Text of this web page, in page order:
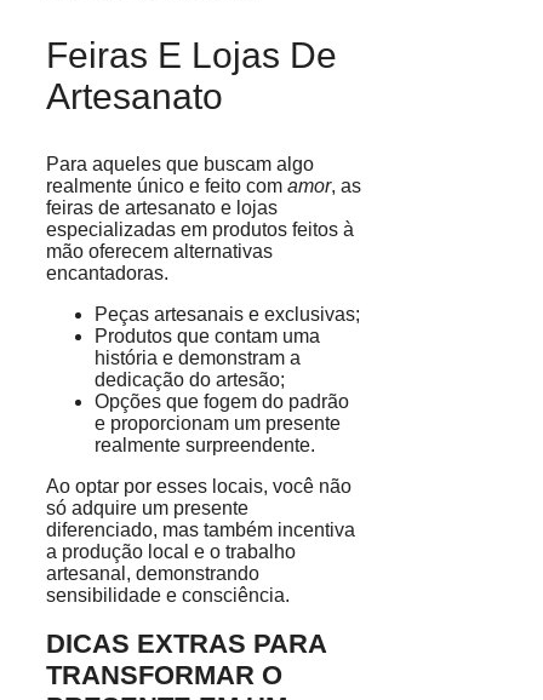
Feiras E Lojas De
Artesanato
Para aqueles que buscam algo
realmente único e feito com amor, as
feiras de artesanato e lojas
especializadas em produtos feitos à
mão oferecem alternativas
encantadoras.
Peças artesanais e exclusivas;
Produtos que contam uma
história e demonstram a
dedicação do artesão;
Opções que fogem do padrão
e proporcionam um presente
realmente surpreendente.
Ao optar por esses locais, você não
só adquire um presente
diferenciado, mas também incentiva
a produção local e o trabalho
artesanal, demonstrando
sensibilidade e consciência.
DICAS EXTRAS PARA
TRANSFORMAR O